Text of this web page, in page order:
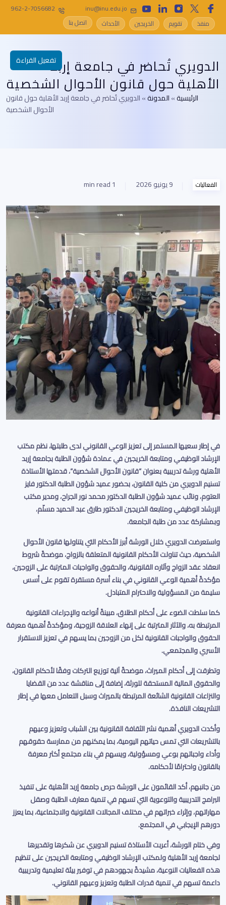
inu@inu.edu.jo
962-2-7056682
منفذ
تقويم الخريجين الأحداث اتصل بنا
الدويري تُحاضر في جامعة إربد
الأهلية حول قانون الأحوال الشخصية
الرئيسية»المدونة»الدويري تُحاضر في جامعة إربد الأهلية حول قانون
الأحوال الشخصية
الفعاليات 9 يونيو 2026 1 min read
في إطار سعيها المستمر إلى تعزيز الوعي القانوني لدى طلبتها، نظم مكتب
الإرشاد الوظيفي ومتابعة الخريجين في عمادة شؤون الطلبة بجامعة إربد
الأهلية ورشة تدريبية بعنوان“قانون الأحوال الشخصية“، قدمتها الأستاذة
تسنيم الدويري من كلية القانون، بحضور عميد شؤون الطلبة الدكتور فايز
العتوم، ونائب عميد شؤون الطلبة الدكتور محمد نور الجراح، ومدير مكتب
الإرشاد الوظيفي ومتابعة الخريجين الدكتور طارق عبد الحميد مسلّم،
وبمشاركة عدد من طلبة الجامعة.
واستعرضت الدويري خلال الورشة أبرز الأحكام التي يتناولها قانون الأحوال
الشخصية، حيث تناولت الأحكام القانونية المتعلقة بالزواج، موضحةً شروط
انعقاد عقد الزواج وآثاره القانونية، والحقوق والواجبات المترتبة على الزوجين،
مؤكدةً أهمية الوعي القانوني في بناء أسرة مستقرة تقوم على أسس
سليمة من المسؤولية والاحترام المتبادل.
كما سلطت الضوء على أحكام الطلاق، مبينةً أنواعه والإجراءات القانونية
المرتبطة به، والآثار المترتبة على إنهاء العلاقة الزوجية، ومؤكدةً أهمية معرفة
الحقوق والواجبات القانونية لكل من الزوجين بما يسهم في تعزيز الاستقرار
الأسري والمجتمعي.
وتطرقت إلى أحكام الميراث، موضحةً آلية توزيع التركات وفقًا لأحكام القانون،
والحقوق المالية المستحقة للورثة، إضافة إلى مناقشة عدد من القضايا
والنزاعات القانونية الشائعة المرتبطة بالميراث وسبل التعامل معها في إطار
التشريعات النافذة.
وأكدت الدويري أهمية نشر الثقافة القانونية بين الشباب وتعزيز وعيهم
بالتشريعات التي تمس حياتهم اليومية، بما يمكنهم من ممارسة حقوقهم
وأداء واجباتهم بوعي ومسؤولية، ويسهم في بناء مجتمع أكثر معرفة
بالقانون واحترامًا لأحكامه.
من جانبهم، أكد القائمون على الورشة حرص جامعة إربد الأهلية على تنفيذ
البرامج التدريبية والتوعوية التي تسهم في تنمية معارف الطلبة وصقل
مهاراتهم، وإثراء خبراتهم في مختلف المجالات القانونية والاجتماعية، بما يعزز
دورهم الإيجابي في المجتمع.
وفي ختام الورشة، أعربت الأستاذة تسنيم الدويري عن شكرها وتقديرها
لجامعة إربد الأهلية ولمكتب الإرشاد الوظيفي ومتابعة الخريجين على تنظيم
هذه الفعاليات النوعية، مشيدةً بجهودهم في توفير بيئة تعليمية وتدريبية
داعمة تسهم في تنمية قدرات الطلبة وتعزيز وعيهم القانوني.
تفعيل القراءة